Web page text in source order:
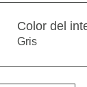
Color del
Gris